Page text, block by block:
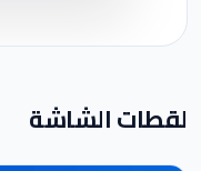
لقطات الشاشة